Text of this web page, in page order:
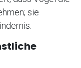
sie